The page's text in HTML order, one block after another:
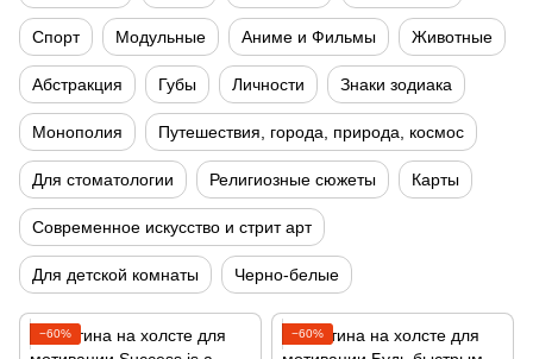
Спорт Модульные Аниме и Фильмы Животные
Абстракция Губы Личности Знаки зодиака
Монополия Путешествия, города, природа, космос
Для стоматологии Религиозные сюжеты Карты
Современное искусство и стрит арт
Для детской комнаты Черно-белые
−60% −60%